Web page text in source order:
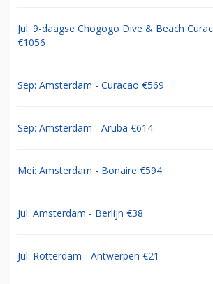
Jul: 9-daagse Chogogo Dive & Beach
€1056
Sep: Amsterdam - Curacao €569
Sep: Amsterdam - Aruba €614
Mei: Amsterdam - Bonaire €594
Jul: Amsterdam - Berlijn €38
Jul: Rotterdam - Antwerpen €21